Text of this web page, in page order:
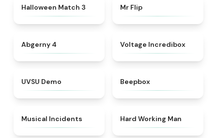
★
Halloween Match 3 Mr Flip
Abgerny 4 Voltage Incredibox
UVSU Demo Beepbox
Musical Incidents Hard Working Man